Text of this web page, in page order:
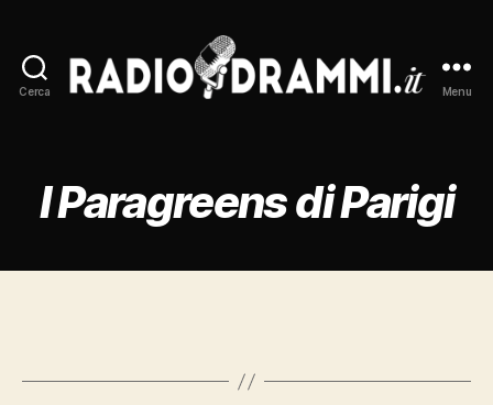
Cerca Menu
I Paragreens di Parigi